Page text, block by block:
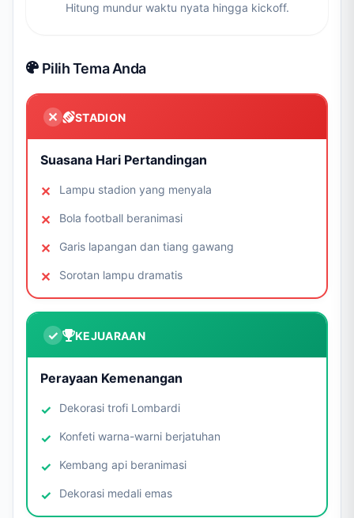
Hitung mundur waktu nyata hingga kickoff.
Pilih Tema Anda
STADION
Suasana Hari Pertandingan
Lampu stadion yang menyala
Bola football beranimasi
Garis lapangan dan tiang gawang
Sorotan lampu dramatis
KEJUARAAN
Perayaan Kemenangan
Dekorasi trofi Lombardi
Konfeti warna-warni berjatuhan
Kembang api beranimasi
Dekorasi medali emas